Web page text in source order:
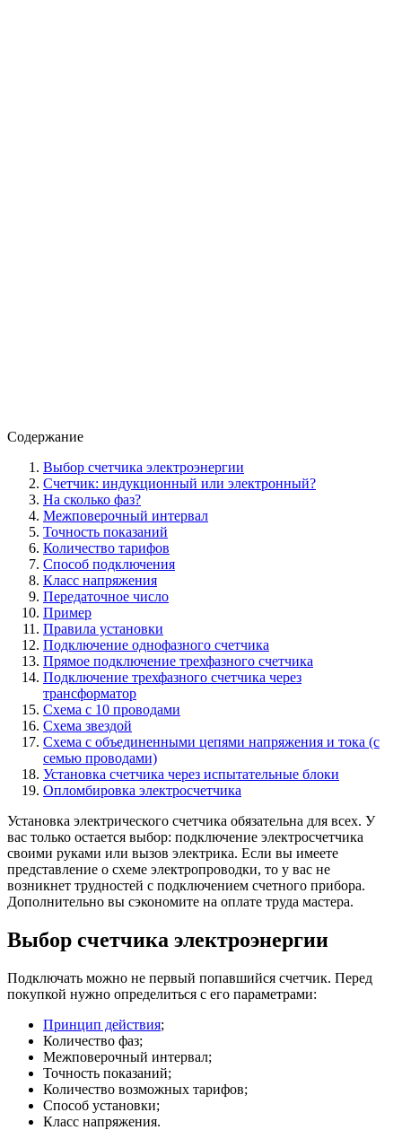
Содержание
Выбор счетчика электроэнергии
Счетчик: индукционный или электронный?
На сколько фаз?
Межповерочный интервал
Точность показаний
Количество тарифов
Способ подключения
Класс напряжения
Передаточное число
Пример
Правила установки
Подключение однофазного счетчика
Прямое подключение трехфазного счетчика
Подключение трехфазного счетчика через
трансформатор
Схема с 10 проводами
Схема звездой
Схема с объединенными цепями напряжения и тока (с
семью проводами)
Установка счетчика через испытательные блоки
Опломбировка электросчетчика
Установка электрического счетчика обязательна для всех. У
вас только остается выбор: подключение электросчетчика
своими руками или вызов электрика. Если вы имеете
представление о схеме электропроводки, то у вас не
возникнет трудностей с подключением счетного прибора.
Дополнительно вы сэкономите на оплате труда мастера.
Выбор счетчика электроэнергии
Подключать можно не первый попавшийся счетчик. Перед
покупкой нужно определиться с его параметрами:
Принцип действия;
Количество фаз;
Межповерочный интервал;
Точность показаний;
Количество возможных тарифов;
Способ установки;
Класс напряжения.